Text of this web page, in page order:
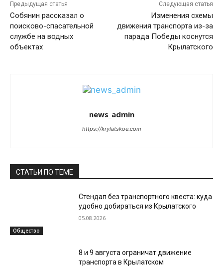
Предыдущая статья
Собянин рассказал о
поисково-спасательной
службе на водных
объектах
Следующая статья
Изменения схемы
движения транспорта из-за
парада Победы коснутся
Крылатского
news_admin
https://krylatskoe.com
СТАТЬИ ПО ТЕМЕ
Общество
Стендап без транспортного квеста: куда
удобно добираться из Крылатского
05.08.2026
8 и 9 августа ограничат движение
транспорта в Крылатском